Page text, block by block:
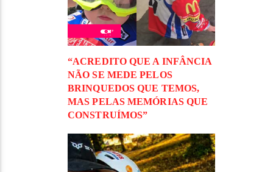
“ACREDITO QUE A INFÂNCIA
NÃO SE MEDE PELOS
BRINQUEDOS QUE TEMOS,
MAS PELAS MEMÓRIAS QUE
CONSTRUÍMOS”